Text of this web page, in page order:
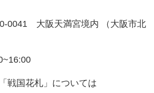
0041 大阪天満宮境内 （大阪市北
戦国花札」については